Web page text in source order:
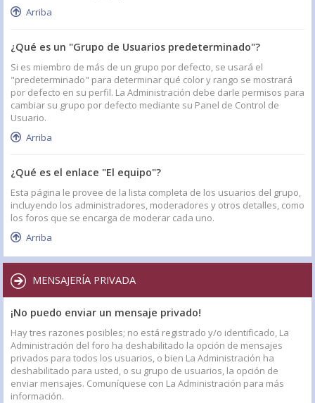
Arriba
¿Qué es un "Grupo de Usuarios predeterminado"?
Si es miembro de más de un grupo por defecto, se usará el
"predeterminado" para determinar qué color y rango se mostrará
por defecto en su perfil. La Administración debe darle permisos para
cambiar su grupo por defecto mediante su Panel de Control de
Usuario.
Arriba
¿Qué es el enlace "El equipo"?
Esta página le provee de la lista completa de los usuarios del grupo,
incluyendo los administradores, moderadores y otros detalles, como
los foros que se encarga de moderar cada uno.
Arriba
MENSAJERÍA PRIVADA
¡No puedo enviar un mensaje privado!
Hay tres razones posibles; no está registrado y/o identificado, La
Administración del foro ha deshabilitado la opción de mensajes
privados para todos los usuarios, o bien La Administración ha
deshabilitado para usted, o su grupo de usuarios, la opción de
enviar mensajes. Comuníquese con La Administración para más
información.